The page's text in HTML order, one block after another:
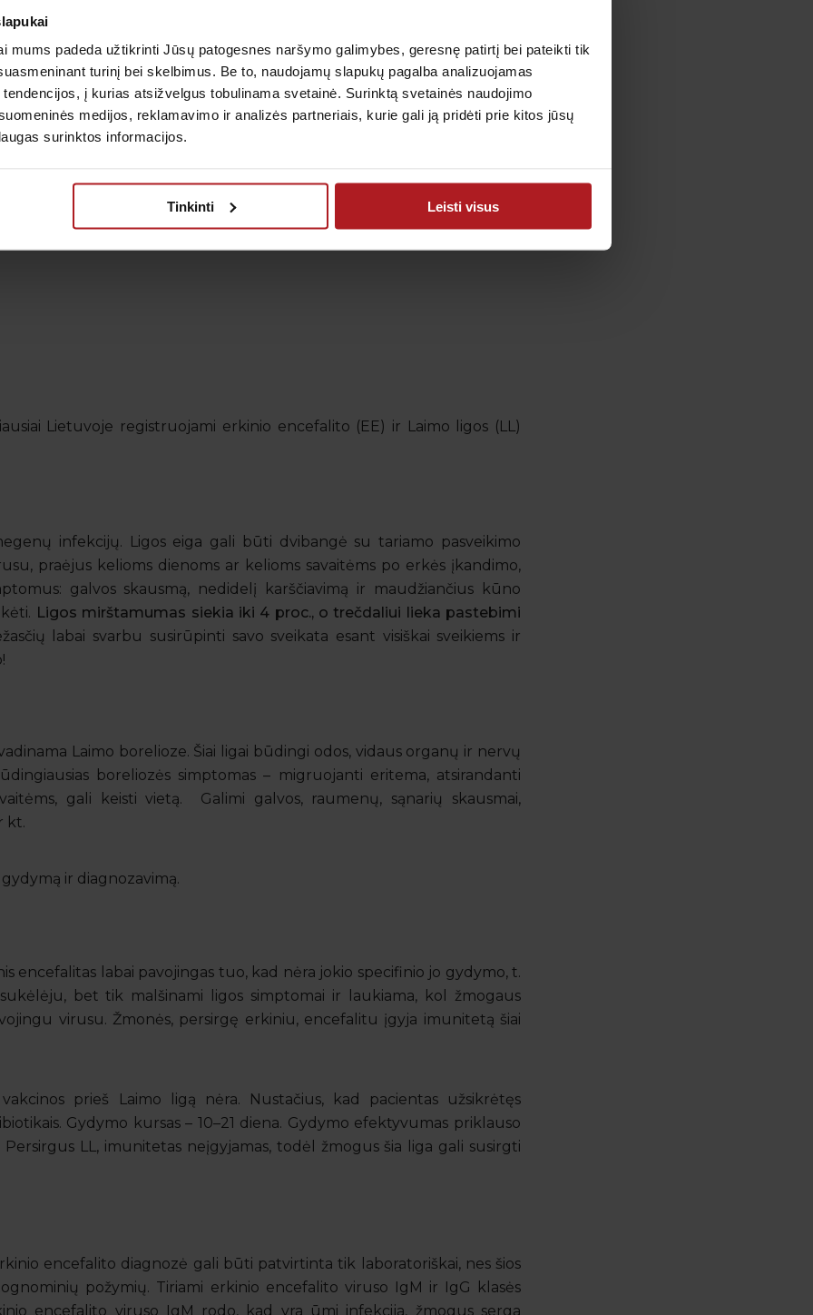
mums padeda užtikrinti Jūsų patogesnes naršymo galimybes, geresnę patirtį bei pateikti tik
turinį bei skelbimus. Be to, naudojamų slapukų pagalba analizuojamas
į kurias atsižvelgus tobulinama svetainė. Surinktą svetainės naudojimo
medijos, reklamavimo ir analizės partneriais, kurie gali ją pridėti prie kitos jūsų
surinktos informacijos.
Tinkinti Leisti visus
26.99€
31.99€ Peržiūrėti Į krepšelį
erkinio
16
27.00€
30.99€
Į krepšelį
Lietuvoje registruojami erkinio encefalito (EE) ir Laimo ligos (LL)
infekcijų. Ligos eiga gali būti dvibangė su tariamo pasveikimo
praėjus kelioms dienoms ar kelioms savaitėms po erkės įkandimo,
galvos skausmą, nedidelį karščiavimą ir maudžiančius kūno
Ligos mirštamumas siekia iki 4 proc., o trečdaliui lieka pastebimi
labai svarbu susirūpinti savo sveikata esant visiškai sveikiems ir
Laimo borelioze. Šiai ligai būdingi odos, vidaus organų ir nervų
boreliozės simptomas – migruojanti eritema, atsirandanti
gali keisti vietą. Galimi galvos, raumenų, sąnarių skausmai,
kt.
ir diagnozavimą.
encefalitas labai pavojingas tuo, kad nėra jokio specifinio jo gydymo, t.
bet tik malšinami ligos simptomai ir laukiama, kol žmogaus
virusu. Žmonės, persirgę erkiniu, encefalitu įgyja imunitetą šiai
prieš Laimo ligą nėra. Nustačius, kad pacientas užsikrėtęs
Gydymo kursas – 10–21 diena. Gydymo efektyvumas priklauso
LL, imunitetas neįgyjamas, todėl žmogus šia liga gali susirgti
encefalito diagnozė gali būti patvirtinta tik laboratoriškai, nes šios
požymių. Tiriami erkinio encefalito viruso IgM ir IgG klasės
encefalito viruso IgM rodo, kad yra ūmi infekcija, žmogus serga